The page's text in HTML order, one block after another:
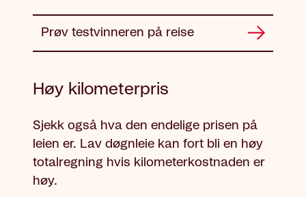
Prøv testvinneren på reise
Høy kilometerpris
Sjekk også hva den endelige prisen på
leien er. Lav døgnleie kan fort bli en høy
totalregning hvis kilometerkostnaden er
høy.